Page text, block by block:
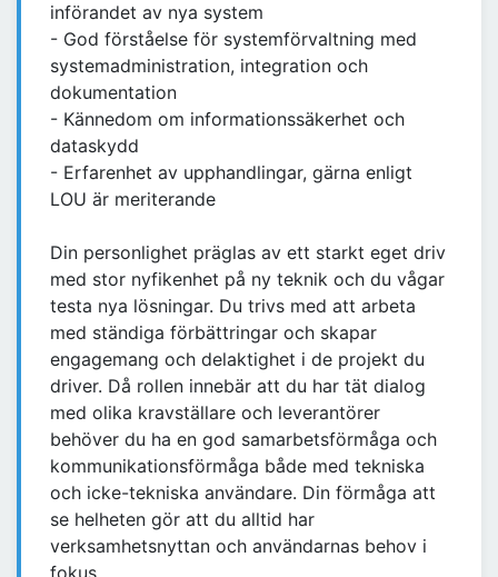
införandet av nya system
- God förståelse för systemförvaltning med
systemadministration, integration och
dokumentation
- Kännedom om informationssäkerhet och
dataskydd
- Erfarenhet av upphandlingar, gärna enligt
LOU är meriterande
Din personlighet präglas av ett starkt eget driv
med stor nyfikenhet på ny teknik och du vågar
testa nya lösningar. Du trivs med att arbeta
med ständiga förbättringar och skapar
engagemang och delaktighet i de projekt du
driver. Då rollen innebär att du har tät dialog
med olika kravställare och leverantörer
behöver du ha en god samarbetsförmåga och
kommunikationsförmåga både med tekniska
och icke-tekniska användare. Din förmåga att
se helheten gör att du alltid har
verksamhetsnyttan och användarnas behov i